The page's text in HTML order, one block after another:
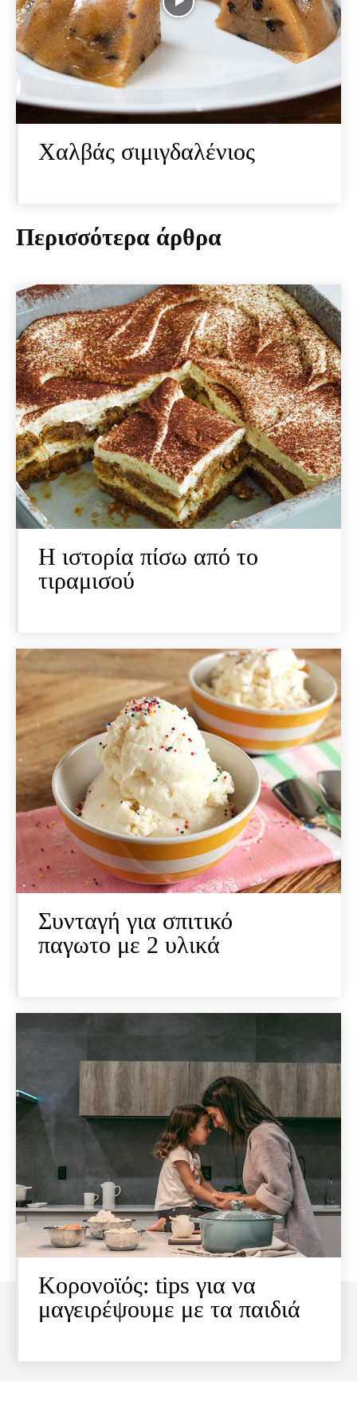
Χαλβάς σιμιγδαλένιος
Περισσότερα άρθρα
Η ιστορία πίσω από το
τιραμισού
Συνταγή για σπιτικό
παγωτο με 2 υλικά
Κορονοϊός: tips για να
μαγειρέψουμε με τα παιδιά